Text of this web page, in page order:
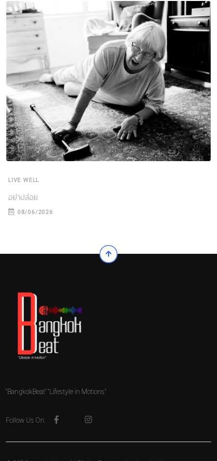
LIVE WELL
อย่าปล่อย
08/06/2026
“BangkokBeat” “Lifestyle in Motions”
Follow Us On: